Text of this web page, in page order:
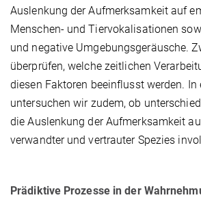
Auslenkung der Aufmerksamkeit auf
Menschen- und Tiervokalisationen
und negative Umgebungsgeräusche.
überprüfen, welche zeitlichen
diesen Faktoren beeinflusst werden. In
untersuchen wir zudem, ob
die Auslenkung der Aufmerksamkeit
verwandter und vertrauter Spezies
Prädiktive Prozesse in der